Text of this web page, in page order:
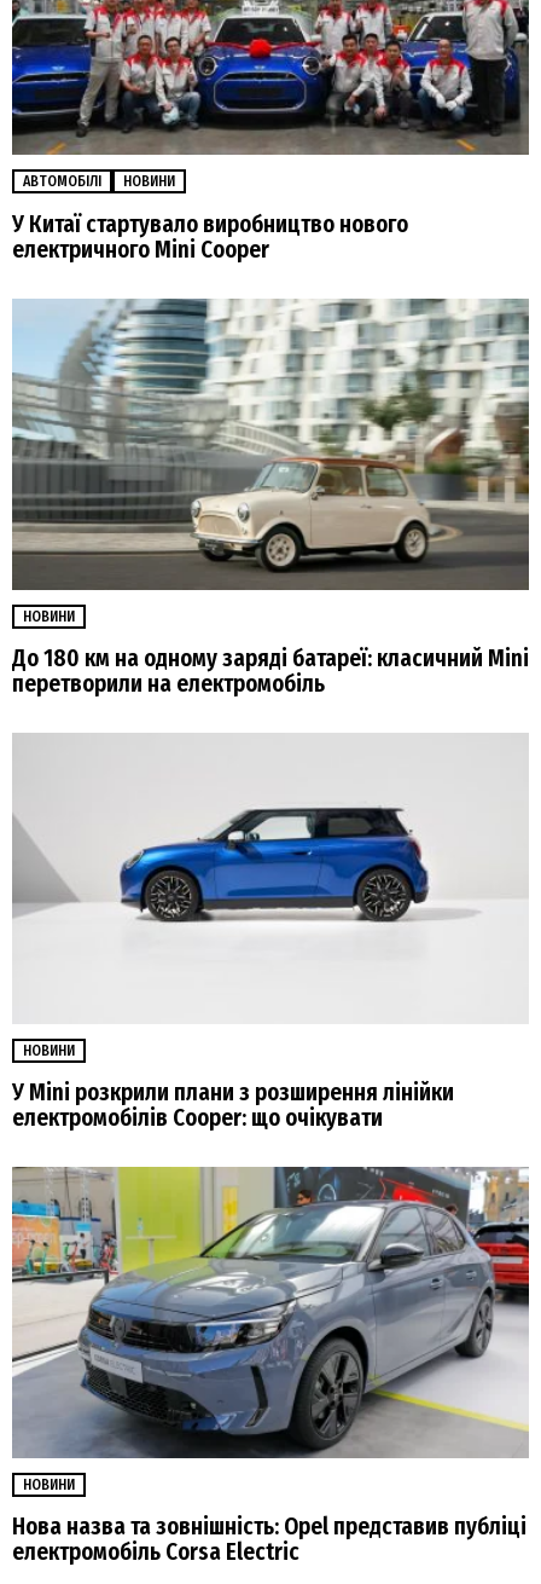
АВТОМОБІЛІ НОВИНИ
У Китаї стартувало виробництво нового
електричного Mini Cooper
НОВИНИ
До 180 км на одному заряді батареї: класичний Mini
перетворили на електромобіль
НОВИНИ
У Mini розкрили плани з розширення лінійки
електромобілів Cooper: що очікувати
НОВИНИ
Нова назва та зовнішність: Opel представив публіці
електромобіль Corsa Electric